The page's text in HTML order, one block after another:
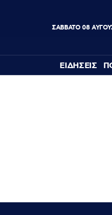
ΣΑΒΒΑΤΟ 08
ΕΙΔΗΣΕΙΣ